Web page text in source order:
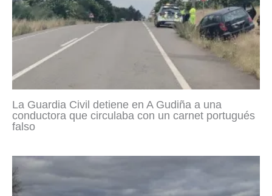
La Guardia Civil detiene en A Gudiña a una
conductora que circulaba con un carnet portugués
falso